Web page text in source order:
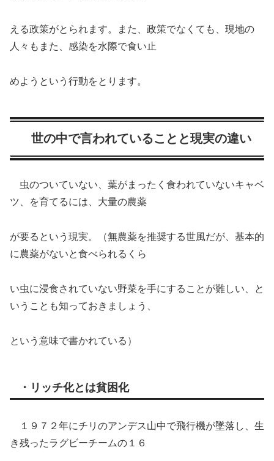
える政策がとられます。また、政策でなくても、現地の
人々もまた、感染を水際で食い止
めようという行動をとります。
世の中で言われていることと現実の違い
虫のついていない、葉がまったく食われていないキャベ
ツ、を育てるには、大量の農薬
が要るという現実。（無農薬を推奨する世風だが、基本的
に農薬がないと食べられるくら
い虫に浸食されていない野菜を手にすることが難しい、と
いうことも知っておきましょう、
という意味で書かれている）
・リッチ化とは貧困化
１９７２年にチリのアンデス山中で飛行機が墜落し、生
き残ったラグビーチームの１６